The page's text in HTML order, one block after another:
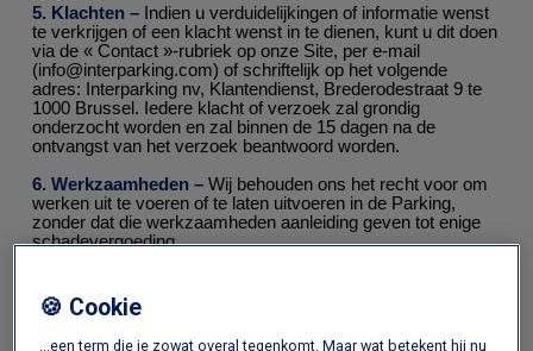
5. Klachten – Indien u verduidelijkingen of informatie wenst
te verkrijgen of een klacht wenst in te dienen, kunt u dit doen
via de « Contact »-rubriek op onze Site, per e-mail
(info@interparking.com) of schriftelijk op het volgende
adres: Interparking nv, Klantendienst, Brederodestraat 9 te
1000 Brussel. Iedere klacht of verzoek zal grondig
onderzocht worden en zal binnen de 15 dagen na de
ontvangst van het verzoek beantwoord worden.
6. Werkzaamheden – Wij behouden ons het recht voor om
werken uit te voeren of te laten uitvoeren in de Parking,
zonder dat die werkzaamheden aanleiding geven tot enige
schadevergoeding.
erop toe dat u geen hinder, overlast of welke vorm van
burenhinder dan ook veroorzaakt voor de naburige
gebouwen en de andere gebruikers van de Parking.
🍪 Cookie
...een term die je zowat overal tegenkomt. Maar wat betekent hij nu